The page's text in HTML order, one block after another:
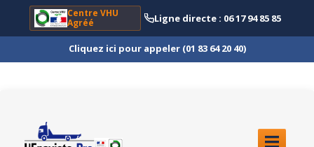
Centre VHU
Agréé
Ligne directe : 06 17 94 85 85
Cliquez ici pour appeler (01 83 64 20 40)